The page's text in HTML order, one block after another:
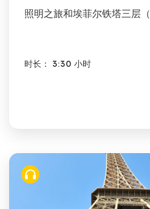
照明之旅和埃菲尔铁塔三层（
时长： 3:30 小时